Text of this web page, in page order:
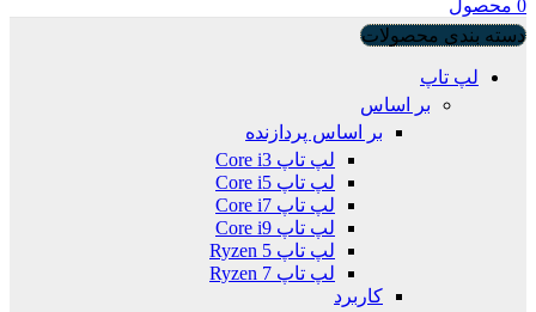
0 محصول
دسته بندی محصولات
لپ تاپ
بر اساس
بر اساس پردازنده
لپ تاپ Core i3
لپ تاپ Core i5
لپ تاپ Core i7
لپ تاپ Core i9
لپ تاپ Ryzen 5
لپ تاپ Ryzen 7
کاربرد